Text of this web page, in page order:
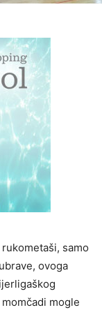
samo
ovoga
mogle